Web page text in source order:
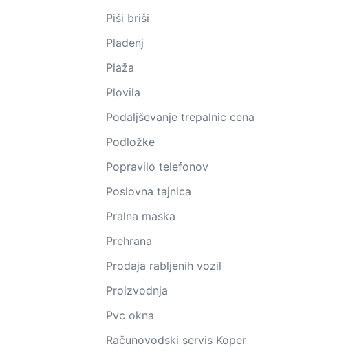
Piši briši
Pladenj
Plaža
Plovila
Podaljševanje trepalnic cena
Podložke
Popravilo telefonov
Poslovna tajnica
Pralna maska
Prehrana
Prodaja rabljenih vozil
Proizvodnja
Pvc okna
Računovodski servis Koper